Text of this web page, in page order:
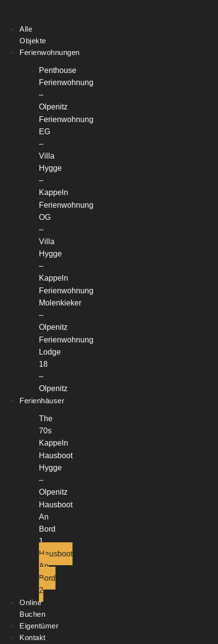
Alle
Objekte
Ferienwohnungen
Penthouse
Ferienwohnung
–
Olpenitz
Ferienwohnung
EG
–
Villa
Hygge
–
Kappeln
Ferienwohnung
OG
–
Villa
Hygge
–
Kappeln
Ferienwohnung
Molenkieker
–
Olpenitz
Ferienwohnung
Lodge
18
–
Olpenitz
Ferienhäuser
The
70s
Kappeln
Hausboot
Hygge
–
Olpenitz
Hausboot
An
Bord
1
Hausboot
An
Bord
2
Online
Buchen
Eigentümer
Kontakt